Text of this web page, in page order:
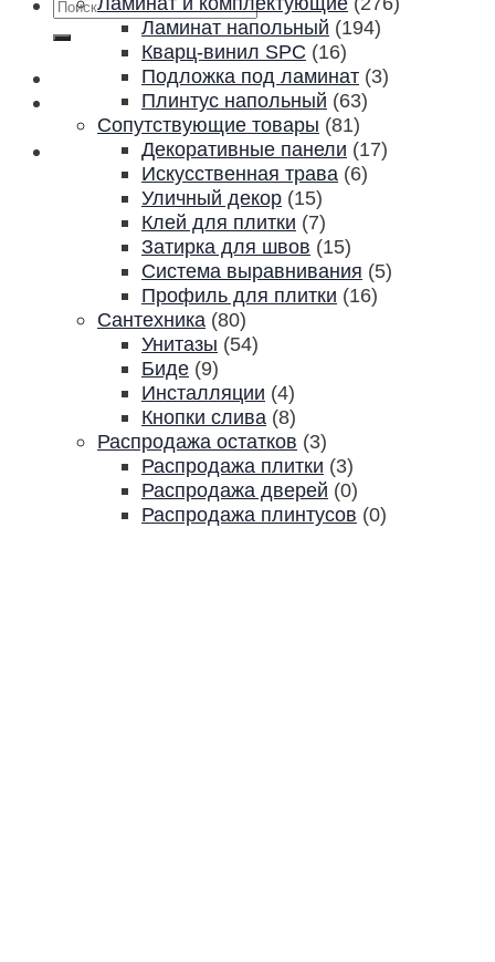
Ламинат напольный (194)
Кварц-винил SPC (16)
Подложка под ламинат (3)
Плинтус напольный (63)
Сопутствующие товары (81)
Декоративные панели (17)
Искусственная трава (6)
Уличный декор (15)
Клей для плитки (7)
Затирка для швов (15)
Система выравнивания (5)
Профиль для плитки (16)
Сантехника (80)
Унитазы (54)
Биде (9)
Инсталляции (4)
Кнопки слива (8)
Распродажа остатков (3)
Распродажа плитки (3)
Распродажа дверей (0)
Распродажа плинтусов (0)